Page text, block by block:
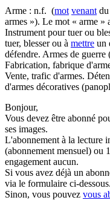
Arme : n.f. (mot venant du
armes »). Le mot « arme »
Instrument pour tuer ou
tuer, blesser ou à mettre un
défendre. Armes de guerre
Fabrication, fabrique
Vente, trafic d'armes.
d'armes décoratives
Bonjour,
Vous devez être abonné
ses images.
L'abonnement à la lecture
(abonnement mensuel) ou
engagement aucun.
Si vous avez déjà un
via le formulaire ci-dessous.
Sinon, vous pouvez vous